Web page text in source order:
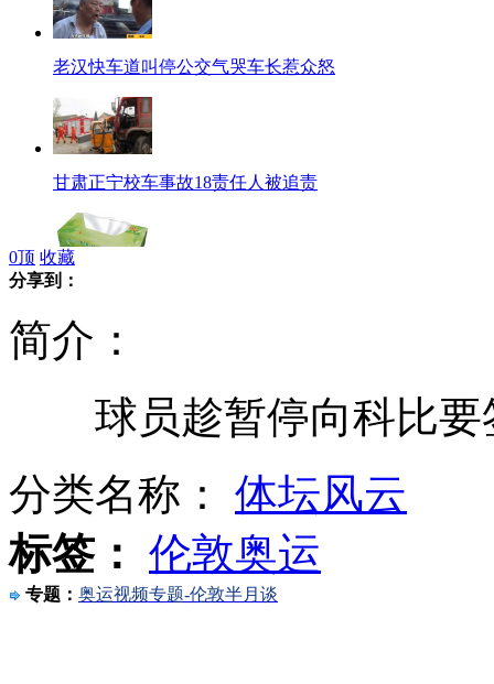
老汉快车道叫停公交气哭车长惹众怒
甘肃正宁校车事故18责任人被追责
餐厅穿短裙吃饭打八折引争议
0顶 收藏
分享到：
简介：
球员趁暂停向科比要
分类名称： 体坛风云
标签： 伦敦奥运
专题： 奥运视频专题-伦敦半月谈